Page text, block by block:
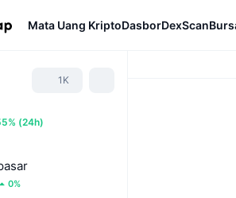
Mata Uang KriptoDasborDexScan
1K
(24h)
0%